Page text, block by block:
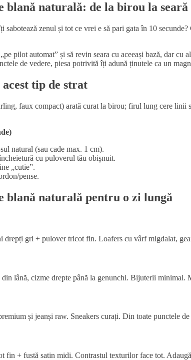
blană naturală: de la birou la seară
zenul și tot ce vrei e să pari gata în 10 secunde?
pilot automat” și să revin seara cu aceeași bază, dar
de vedere, piesa potrivită îți adună ținutele ca un
tip de strat
faux compact) arată curat la birou; firul lung cere
natural (sau cade max. 1 cm).
cu puloverul tău obișnuit.
„cutie”.
pense.
blană naturală pentru o zi lungă
drepți gri + pulover tricot fin. Loafers cu vârf migdalat,
lână, cizme drepte până la genunchi. Bijuterii minimal.
și jeanși raw. Sneakers curați. Din toate punctele
fin + fustă satin midi. Contrastul texturilor face tot.